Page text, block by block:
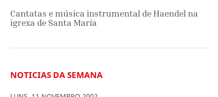
Cantatas e música instrumental de Haendel na
igrexa de Santa María
NOTICIAS DA SEMANA